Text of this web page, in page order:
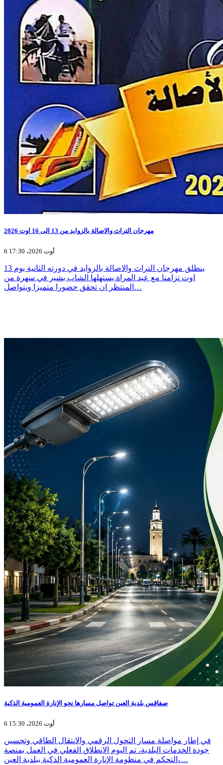
مهرجان التراث والاصالة بالزوايد من 13 الى 16 اوت 2026
6 أوت 2026، 17:30
ينطلق مهرجان التراث والاصالة بالزوايد في دورته الثانية يوم 13
اوت تزامنا مع عيد المراة يستهلها الشاب بشير في سهرة من
المنتظر ان تحقق حضورا متميزا ويتواصل…
صفاقس بلدية العين تواصل مسارها نحو الإنارة العمومية الذكية
6 أوت 2026، 15:30
في إطار مواصلة مسار التحول الرقمي والانتقال الطاقي وتحسين
جودة الخدمات البلدية، تم اليوم الانطلاق الفعلي في العمل بمنصة
التحكم في منظومة الإنارة العمومية الذكية ببلدية العين،…